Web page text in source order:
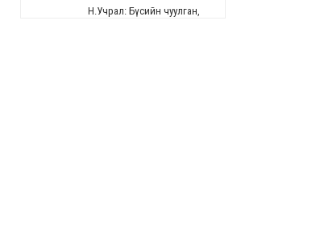
Н.Учрал: Бүсийн чуулган,